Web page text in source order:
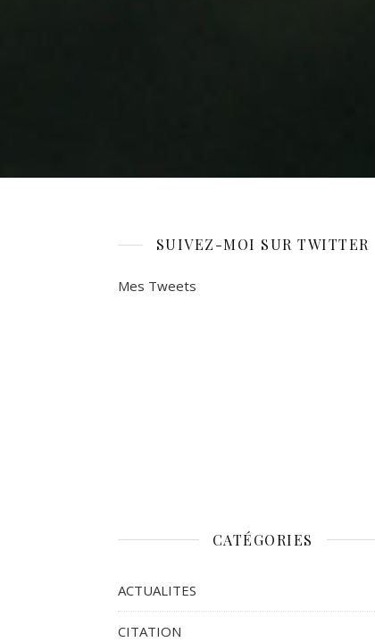
SUIVEZ-MOI SUR TWITTER
Mes Tweets
CATÉGORIES
ACTUALITES
CITATION